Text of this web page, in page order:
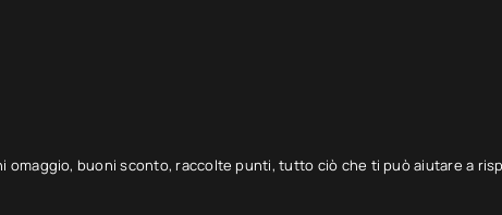
buoni sconto, raccolte punti, tutto ciò che ti può aiutare a